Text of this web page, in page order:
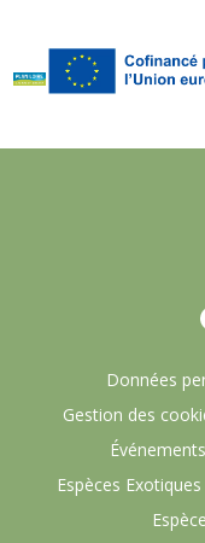
Données
Gestion des
Espèces